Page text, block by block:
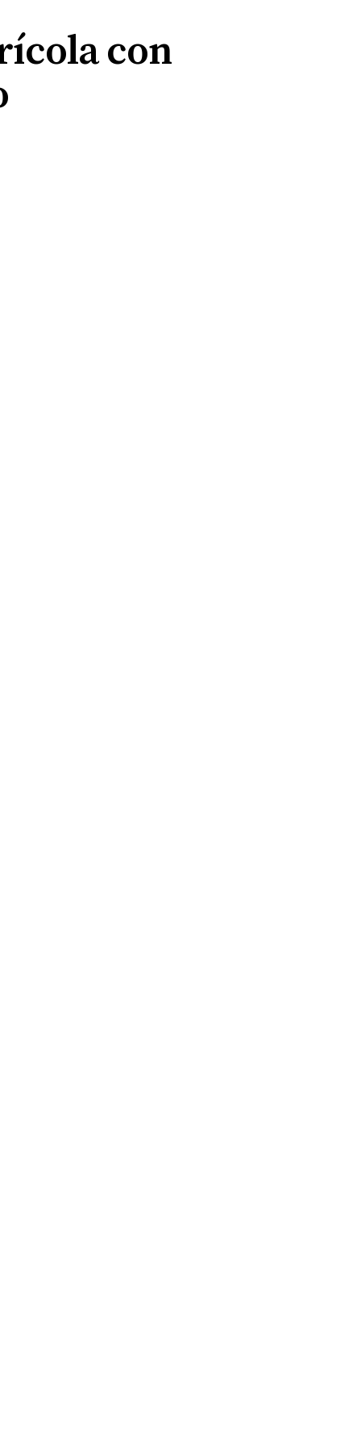
con